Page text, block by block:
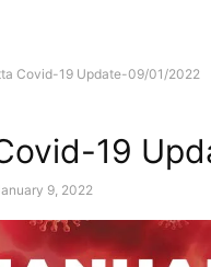
Covid-19 Update-09/01/2022
19
9, 2022